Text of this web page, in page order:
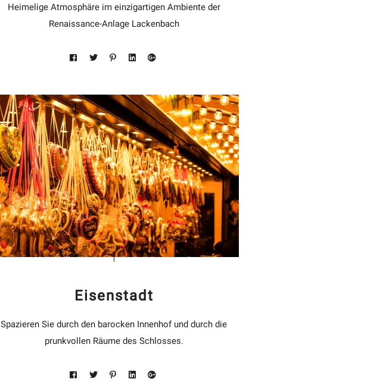
Heimelige Atmosphäre im einzigartigen Ambiente der
Renaissance-Anlage Lackenbach
Eisenstadt
Spazieren Sie durch den barocken Innenhof und durch die
prunkvollen Räume des Schlosses.